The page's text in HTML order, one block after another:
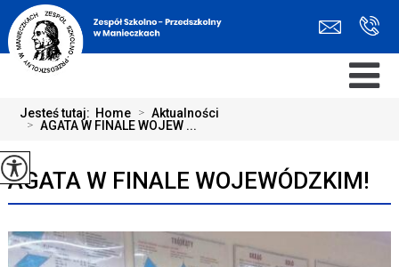
Jesteś tutaj: Home > Aktualności
> AGATA W FINALE WOJEW ...
AGATA W FINALE WOJEWÓDZKIM!